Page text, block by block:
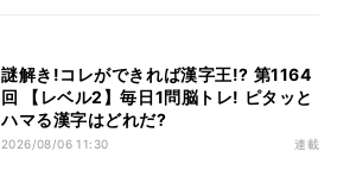
謎解き!コレができれば漢字王!? 第1164
回 【レベル2】毎日1問脳トレ! ピタッと
ハマる漢字はどれだ?
2026/08/06 11:30 連載